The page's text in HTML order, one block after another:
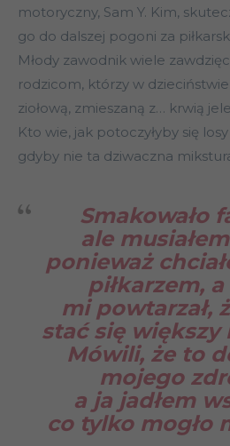
motoryczny, Sam Y. Kim,
go do dalszej pogoni za
Młody zawodnik wiele
rodzicom, którzy w
ziołową, zmieszaną z… krwią
Kto wie, jak potoczyłyby się
gdyby nie ta dziwaczna
Smakowało
ale
ponieważ
piłkarzem,
mi powtarzał,
stać się większy
Mówili, że to
mojego
a ja jadłem
co tylko mogło